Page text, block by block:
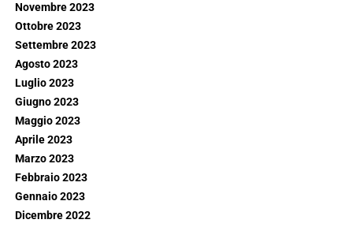
Novembre 2023
Ottobre 2023
Settembre 2023
Agosto 2023
Luglio 2023
Giugno 2023
Maggio 2023
Aprile 2023
Marzo 2023
Febbraio 2023
Gennaio 2023
Dicembre 2022